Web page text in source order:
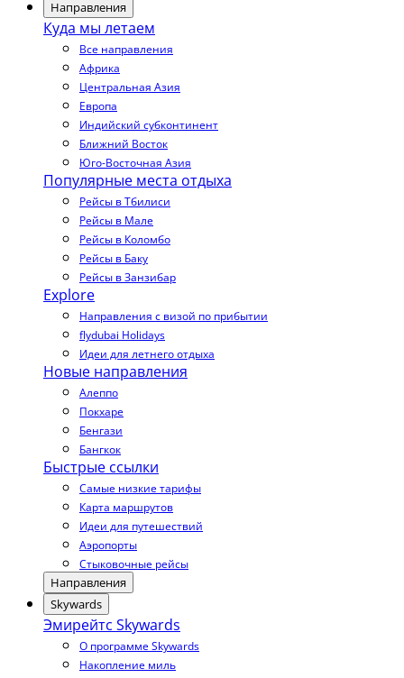
Направления
Куда мы летаем
Все направления
Африка
Центральная Азия
Европа
Индийский субконтинент
Ближний Восток
Юго-Восточная Азия
Популярные места отдыха
Рейсы в Тбилиси
Рейсы в Мале
Рейсы в Коломбо
Рейсы в Баку
Рейсы в Занзибар
Explore
Направления с визой по прибытии
flydubai Holidays
Идеи для летнего отдыха
Новые направления
Алеппо
Покхаре
Бенгази
Бангкок
Быстрые ссылки
Самые низкие тарифы
Карта маршрутов
Идеи для путешествий
Аэропорты
Стыковочные рейсы
Направления
Skywards
Эмирейтс Skywards
О программе Skywards
Накопление миль